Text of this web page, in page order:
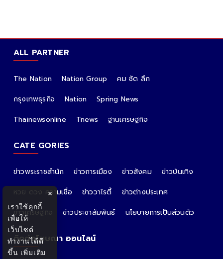
ALL PARTNER
The Nation Nation Group
คม ชัด ลึก
กรุงเทพธุรกิจ
Nation
Spring News
Thainewsonline
Tnews ฐานเศรษฐกิจ
CATE GORIES
ข่าวพระราชสำนัก ข่าวการเมือง ข่าวสังคม
ข่าวบันเทิง
หวย ดวง ความเชื่อ
ข่าววาไรตี้
ข่าวต่างประเทศ
ข่าวเศรษฐกิจ
ข่าวประชาสัมพันธ์ นโยบายการเป็นส่วนตัว
ติดต่อโฆษณา ออนไลน์
×
เราใช้คุกกี้
เพื่อให้
เว็บไซต์
ทำงานได้ดี
ขึ้น เพิ่มเติม